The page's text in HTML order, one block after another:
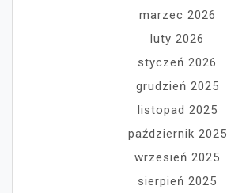
marzec 2026
luty 2026
styczeń 2026
grudzień 2025
listopad 2025
październik 2025
wrzesień 2025
sierpień 2025